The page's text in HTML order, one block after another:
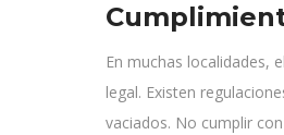
En muchas localidades,
legal. Existen
vaciados. No cumplir